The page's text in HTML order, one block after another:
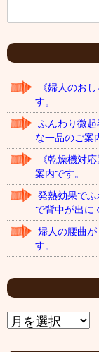
《婦人のお
す。
ふんわり微
な一品のご案
《乾燥機対
案内です。
発熱効果で
で背中が出に
婦人の腰曲
す。
ア
ー